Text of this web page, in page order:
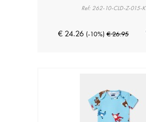
Ref: 262-10-CLD-Z-015-K
€ 24.26 (-10%) € 26.95